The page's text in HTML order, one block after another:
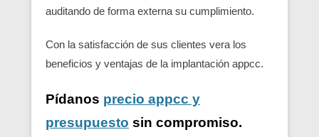
auditando de forma externa su cumplimiento.
Con la satisfacción de sus clientes vera los
beneficios y ventajas de la implantación appcc.
Pídanos precio appcc y
presupuesto sin compromiso.